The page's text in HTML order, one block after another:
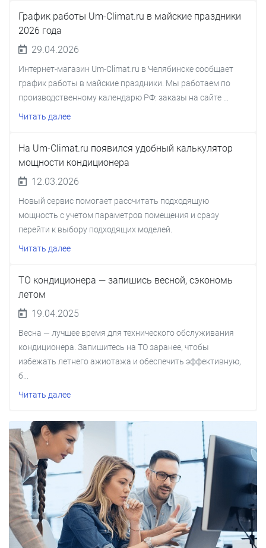
График работы Um-Climat.ru в майские праздники
2026 года
29.04.2026
Интернет-магазин Um-Climat.ru в Челябинске сообщает
график работы в майские праздники. Мы работаем по
производственному календарю РФ: заказы на сайте ...
Читать далее
На Um-Climat.ru появился удобный калькулятор
мощности кондиционера
12.03.2026
Новый сервис помогает рассчитать подходящую
мощность с учетом параметров помещения и сразу
перейти к выбору подходящих моделей.
Читать далее
ТО кондиционера — запишись весной, сэкономь
летом
19.04.2025
Весна — лучшее время для технического обслуживания
кондиционера. Запишитесь на ТО заранее, чтобы
избежать летнего ажиотажа и обеспечить эффективную,
б...
Читать далее